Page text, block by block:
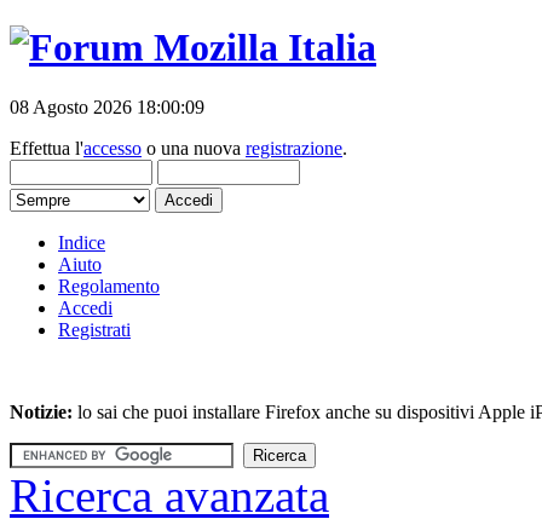
08 Agosto 2026 18:00:09
Effettua l'accesso o una nuova registrazione.
Indice
Aiuto
Regolamento
Accedi
Registrati
Notizie: lo sai che puoi installare Firefox anche su dispositivi Apple
Ricerca avanzata